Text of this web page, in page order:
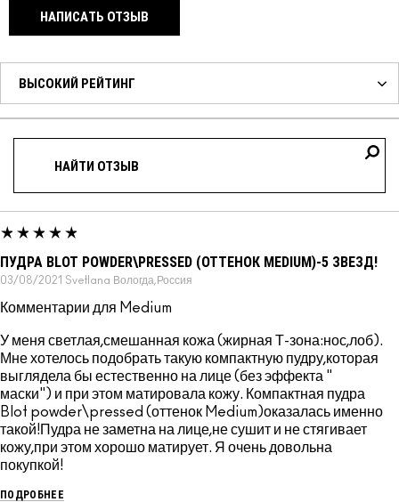
НАПИСАТЬ ОТЗЫВ
ПУДРА BLOT POWDER\PRESSED (ОТТЕНОК MEDIUM)-5 ЗВЕЗД!
03/08/2021 Svetlana Вологда,Россия
Комментарии для Medium
У меня светлая,смешанная кожа (жирная Т-зона:нос,лоб).
Мне хотелось подобрать такую компактную пудру,которая
выглядела бы естественно на лице (без эффекта "
маски") и при этом матировала кожу. Компактная пудра
Blot powder\pressed (оттенок Medium)оказалась именно
такой!Пудра не заметна на лице,не сушит и не стягивает
кожу,при этом хорошо матирует. Я очень довольна
покупкой!
ПОДРОБНЕЕ